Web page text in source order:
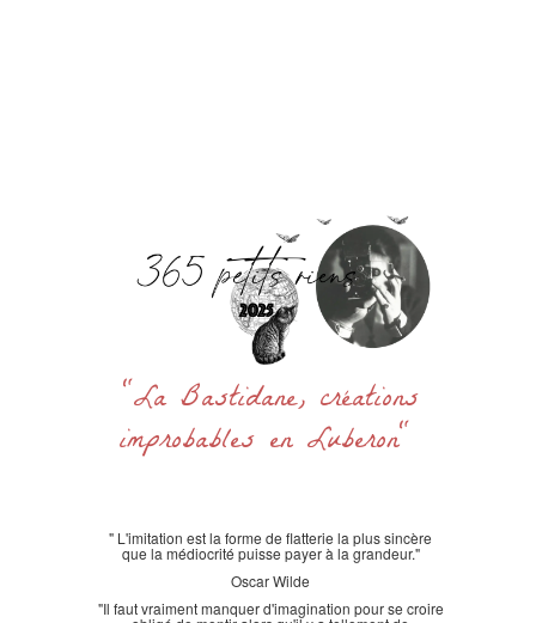
"La Bastidane, créations
improbables en Luberon"
" L'imitation est la forme de flatterie la plus sincère
que la médiocrité puisse payer à la grandeur."
Oscar Wilde
"Il faut vraiment manquer d'imagination pour se croire